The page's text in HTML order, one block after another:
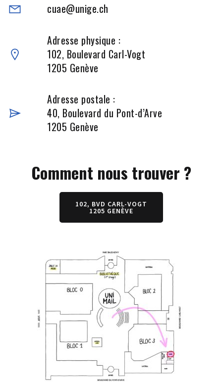
cuae@unige.ch
Adresse physique :
102, Boulevard Carl-Vogt
1205 Genève
Adresse postale :
40, Boulevard du Pont-d’Arve
1205 Genève
Comment nous trouver ?
102, BVD CARL-VOGT
1205 GENÈVE